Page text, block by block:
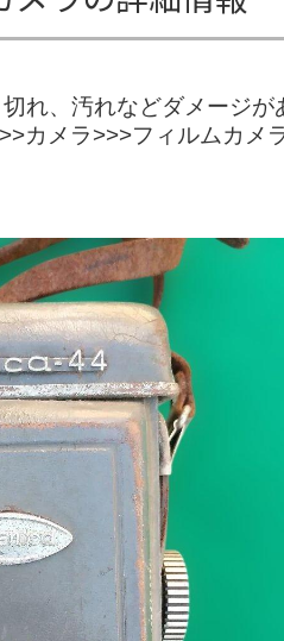
れ、汚れなどダメージ
カメラ>>>フィルムカ